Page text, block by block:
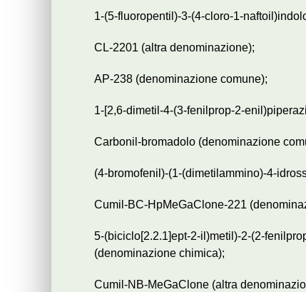
1-(5-fluoropentil)-3-(4-cloro-1-
CL-2201 (altra denominazione);
AP-238 (denominazione comune);
1-[2,6-dimetil-4-(3-fenilprop-2-
Carbonil-bromadolo (denominazione
(4-bromofenil)-(1-(dimetilammino)-4-
Cumil-BC-HpMeGaClone-221
5-(biciclo[2.2.1]ept-2-il)metil)-2-(2-
(denominazione chimica);
Cumil-NB-MeGaClone (altra